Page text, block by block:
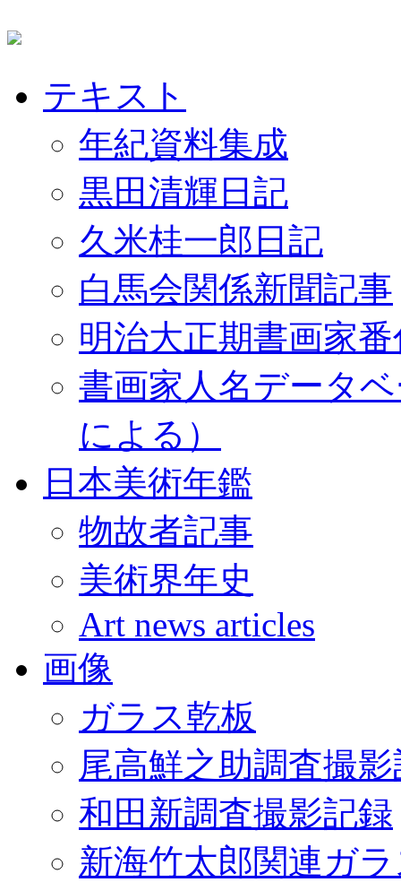
テキスト
年紀資料集成
黒田清輝日記
久米桂一郎日記
白馬会関係新聞記事
明治大正期書画家
書画家人名データ
による）
日本美術年鑑
物故者記事
美術界年史
Art news articles
画像
ガラス乾板
尾高鮮之助調査撮
和田新調査撮影記録
新海竹太郎関連ガ